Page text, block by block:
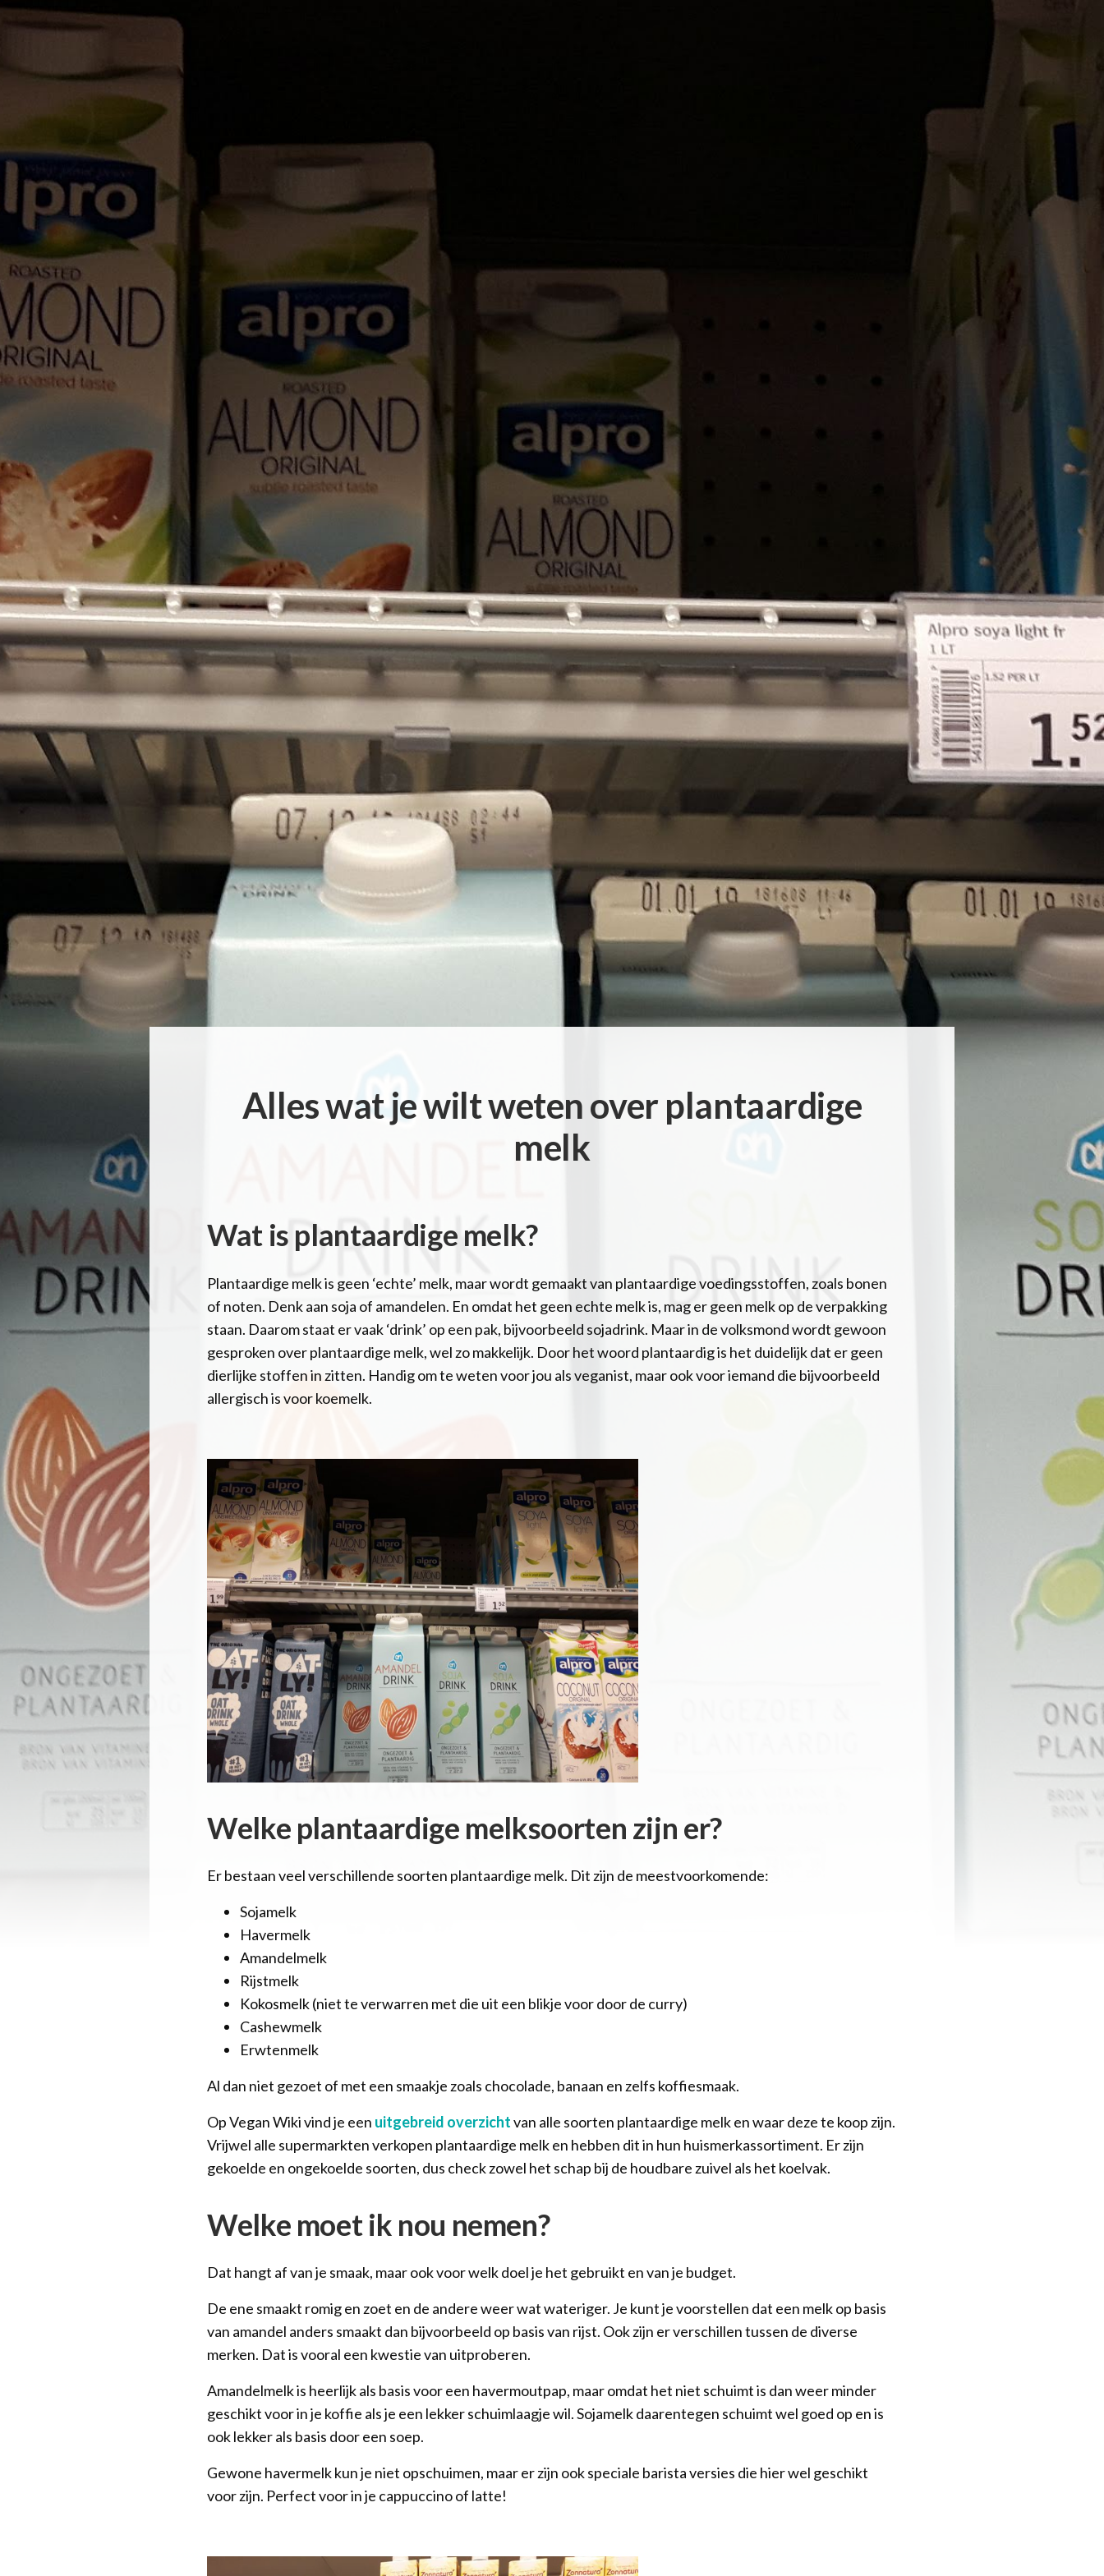
Alles wat je wilt weten over plantaardige
melk
Wat is plantaardige melk?
Plantaardige melk is geen ‘echte’ melk, maar wordt gemaakt van plantaardige voedingsstoffen, zoals bonen
of noten. Denk aan soja of amandelen. En omdat het geen echte melk is, mag er geen melk op de verpakking
staan. Daarom staat er vaak ‘drink’ op een pak, bijvoorbeeld sojadrink. Maar in de volksmond wordt gewoon
gesproken over plantaardige melk, wel zo makkelijk. Door het woord plantaardig is het duidelijk dat er geen
dierlijke stoffen in zitten. Handig om te weten voor jou als veganist, maar ook voor iemand die bijvoorbeeld
allergisch is voor koemelk.
Welke plantaardige melksoorten zijn er?
Er bestaan veel verschillende soorten plantaardige melk. Dit zijn de meestvoorkomende:
Sojamelk
Havermelk
Amandelmelk
Rijstmelk
Kokosmelk (niet te verwarren met die uit een blikje voor door de curry)
Cashewmelk
Erwtenmelk
Al dan niet gezoet of met een smaakje zoals chocolade, banaan en zelfs koffiesmaak.
Op Vegan Wiki vind je een uitgebreid overzichtvan alle soorten plantaardige melk en waar deze te koop zijn.
Vrijwel alle supermarkten verkopen plantaardige melk en hebben dit in hun huismerkassortiment. Er zijn
gekoelde en ongekoelde soorten, dus check zowel het schap bij de houdbare zuivel als het koelvak.
Welke moet ik nou nemen?
Dat hangt af van je smaak, maar ook voor welk doel je het gebruikt en van je budget.
De ene smaakt romig en zoet en de andere weer wat wateriger. Je kunt je voorstellen dat een melk op basis
van amandel anders smaakt dan bijvoorbeeld op basis van rijst. Ook zijn er verschillen tussen de diverse
merken. Dat is vooral een kwestie van uitproberen.
Amandelmelk is heerlijk als basis voor een havermoutpap, maar omdat het niet schuimt is dan weer minder
geschikt voor in je koffie als je een lekker schuimlaagje wil. Sojamelk daarentegen schuimt wel goed op en is
ook lekker als basis door een soep.
Gewone havermelk kun je niet opschuimen, maar er zijn ook speciale barista versies die hier wel geschikt
voor zijn. Perfect voor in je cappuccino of latte!